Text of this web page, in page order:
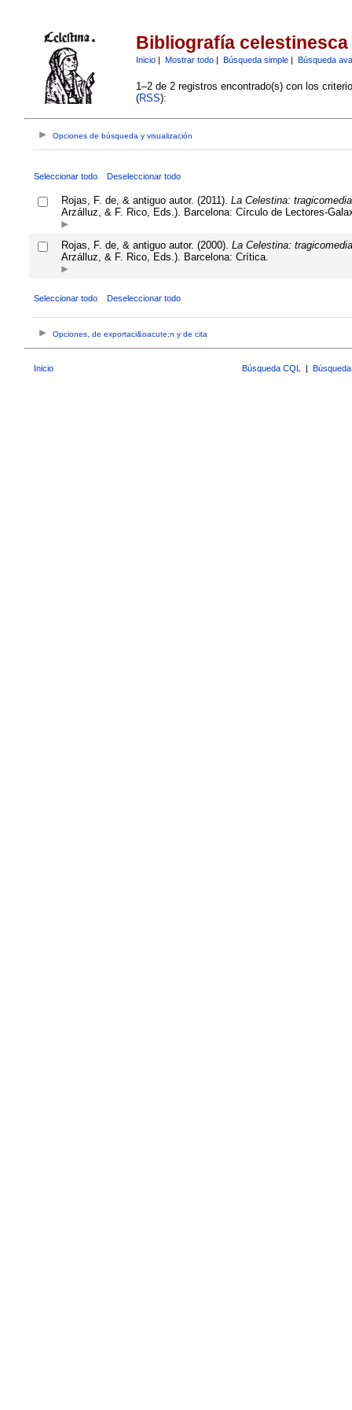
Bibliografía celestinesca
Inicio| Mostrar todo| Búsqueda simple| Búsqueda
1–2 de 2 registros encontrado(s) con los
(RSS):
Opciones de búsqueda y visualización
Seleccionar todo Deseleccionar todo
Rojas, F. de, & antiguo autor. (2011). La Celestina:
Arzálluz, & F. Rico, Eds.). Barcelona: Círculo de Lectores-
Rojas, F. de, & antiguo autor. (2000). La Celestina:
Arzálluz, & F. Rico, Eds.). Barcelona: Crítica.
Seleccionar todo Deseleccionar todo
Opciones, de exportaci&oacute;n y de cita
Inicio Búsqueda CQL |